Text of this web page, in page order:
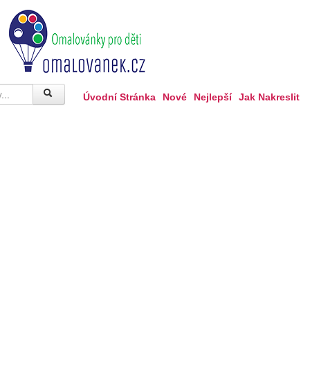
Úvodní Stránka Nové Nejlepší Jak Nakreslit